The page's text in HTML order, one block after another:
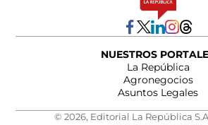
NUESTROS
La República
Agronegocios
Asuntos Legales
© 2026, Editorial La República